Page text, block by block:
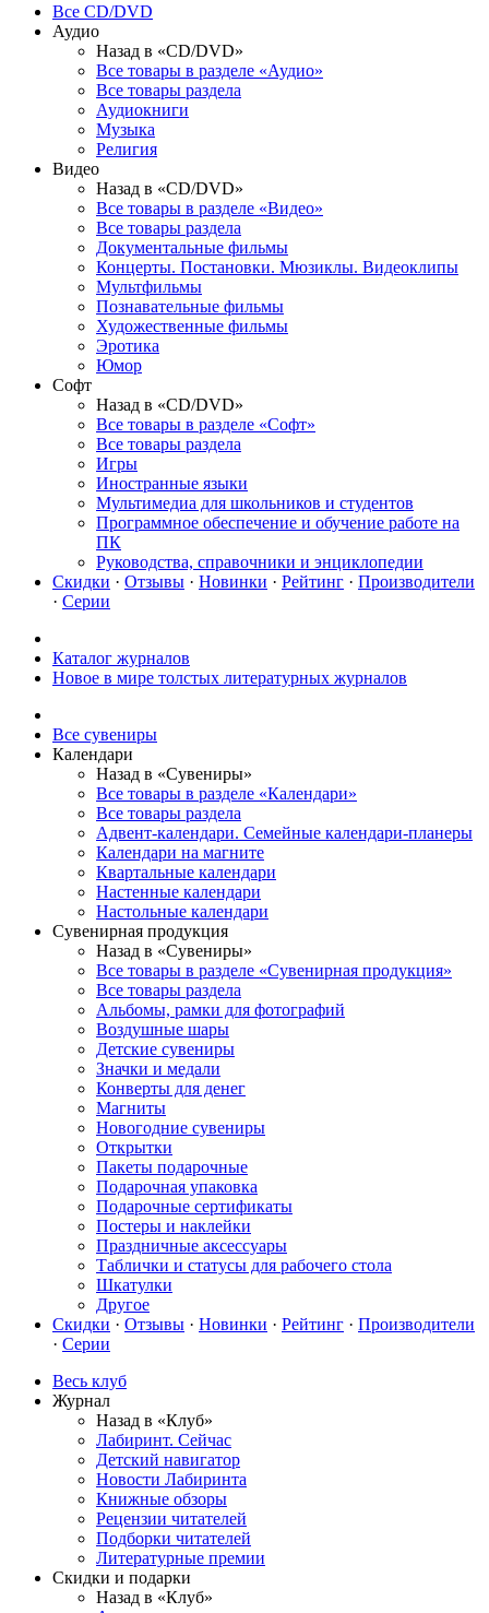
Все CD/DVD
Аудио
Назад в «CD/DVD»
Все товары в разделе «Аудио»
Все товары раздела
Аудиокниги
Музыка
Религия
Видео
Назад в «CD/DVD»
Все товары в разделе «Видео»
Все товары раздела
Документальные фильмы
Концерты. Постановки. Мюзиклы. Видеоклипы
Мультфильмы
Познавательные фильмы
Художественные фильмы
Эротика
Юмор
Софт
Назад в «CD/DVD»
Все товары в разделе «Софт»
Все товары раздела
Игры
Иностранные языки
Мультимедиа для школьников и студентов
Программное обеспечение и обучение работе на
ПК
Руководства, справочники и энциклопедии
Скидки · Отзывы · Новинки · Рейтинг · Производители
· Серии
Каталог журналов
Новое в мире толстых литературных журналов
Все сувениры
Календари
Назад в «Сувениры»
Все товары в разделе «Календари»
Все товары раздела
Адвент-календари. Семейные календари-планеры
Календари на магните
Квартальные календари
Настенные календари
Настольные календари
Сувенирная продукция
Назад в «Сувениры»
Все товары в разделе «Сувенирная продукция»
Все товары раздела
Альбомы, рамки для фотографий
Воздушные шары
Детские сувениры
Значки и медали
Конверты для денег
Магниты
Новогодние сувениры
Открытки
Пакеты подарочные
Подарочная упаковка
Подарочные сертификаты
Постеры и наклейки
Праздничные аксессуары
Таблички и статусы для рабочего стола
Шкатулки
Другое
Скидки · Отзывы · Новинки · Рейтинг · Производители
· Серии
Весь клуб
Журнал
Назад в «Клуб»
Лабиринт. Сейчас
Детский навигатор
Новости Лабиринта
Книжные обзоры
Рецензии читателей
Подборки читателей
Литературные премии
Скидки и подарки
Назад в «Клуб»